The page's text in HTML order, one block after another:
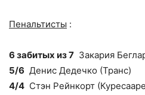
Пенальтисты :
6 забитых из 7 Закария
5/6 Денис Дедечко (Транс)
4/4 Стэн Рейнкорт